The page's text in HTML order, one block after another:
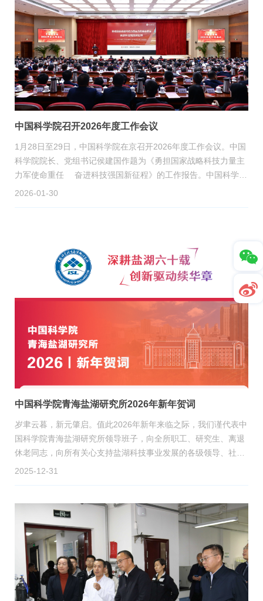
中国科学院召开2026年度工作会议
1月28日至29日，中国科学院在京召开2026年度工作会议。中国
科学院院长、党组书记侯建国作题为《勇担国家战略科技力量主
力军使命重任 奋进科技强国新征程》的工作报告。中国科学院
副院长、党组副书记吴朝晖，副院长、党组成员周琪分阶段主持
2026-01-30
中国科学院青海盐湖研究所2026年新年贺词
岁聿云暮，新元肇启。值此2026年新年来临之际，我们谨代表中
国科学院青海盐湖研究所领导班子，向全所职工、研究生、离退
休老同志，向所有关心支持盐湖科技事业发展的各级领导、社会
各界朋友，致以最诚挚的节日问候和最美好的新年祝福！ 衷心祝
2025-12-31